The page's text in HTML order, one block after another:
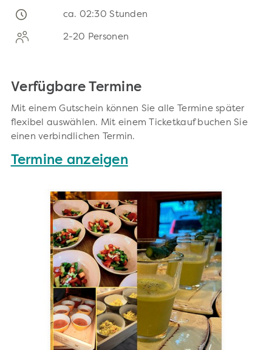
ca. 02:30 Stunden
2-20 Personen
Verfügbare Termine
Mit einem Gutschein können Sie alle Termine später
flexibel auswählen. Mit einem Ticketkauf buchen Sie
einen verbindlichen Termin.
Termine anzeigen